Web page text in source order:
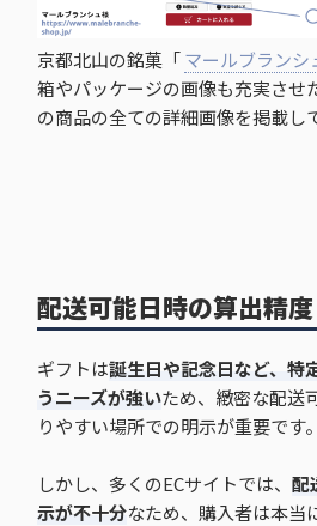
京都北山の銘菓「マールブランシ
箱やパッケージの画像も充実させ
の商品の全ての詳細画像を掲載し
配送可能日時の算出精
ギフトは誕生日や記念日など、特
うニーズが強いため、緻密な配送
りやすい場所での明示が重要です。
しかし、多くのECサイトでは、配
示が不十分なため、購入者は本当